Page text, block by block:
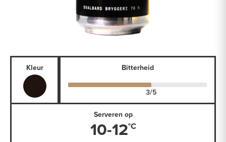
Kleur Bitterheid
Serveren op
10-12